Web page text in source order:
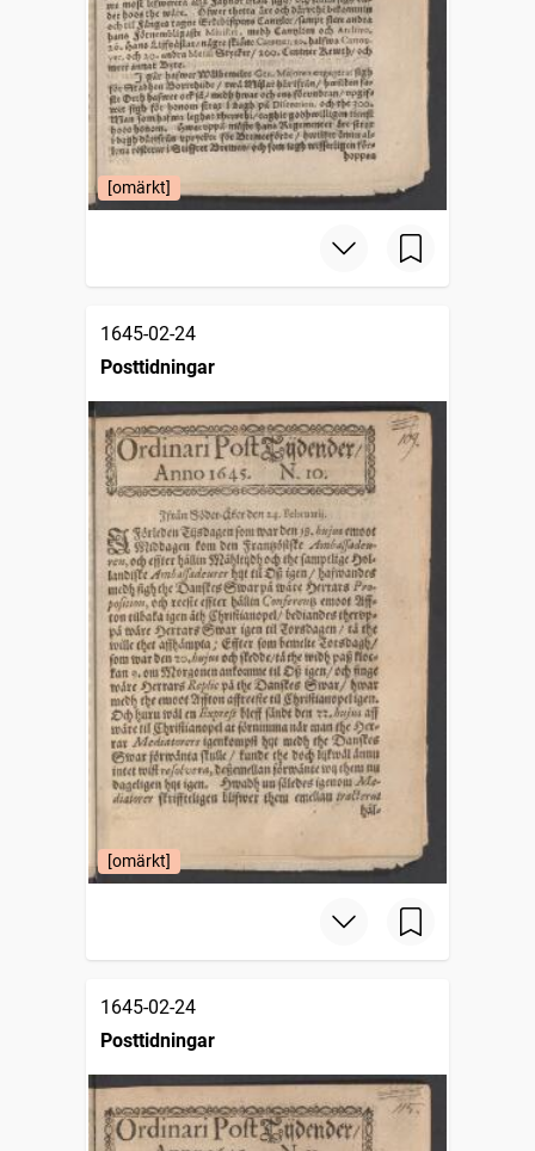
[omärkt]
1645-02-24
Posttidningar
[omärkt]
1645-02-24
Posttidningar